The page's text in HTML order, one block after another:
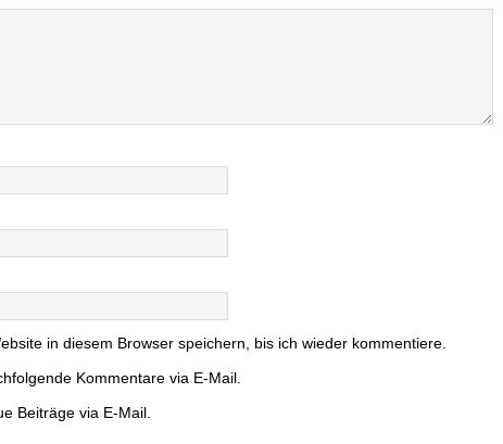
in diesem Browser speichern, bis ich wieder kommentiere.
Kommentare via E-Mail.
Beiträge via E-Mail.